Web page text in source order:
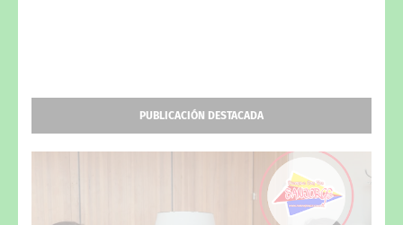
PUBLICACIÓN DESTACADA